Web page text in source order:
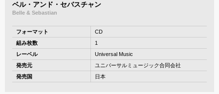
ベル・アンド・セバスチャン
Belle & Sebastian
フォーマット
CD
組み枚数
1
レーベル
Universal Music
発売元
ユニバーサルミュージック合同会社
発売国
日本